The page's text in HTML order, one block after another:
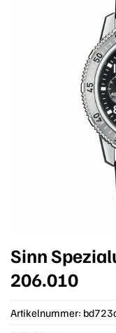
Sinn
206.010
Artikelnummer: